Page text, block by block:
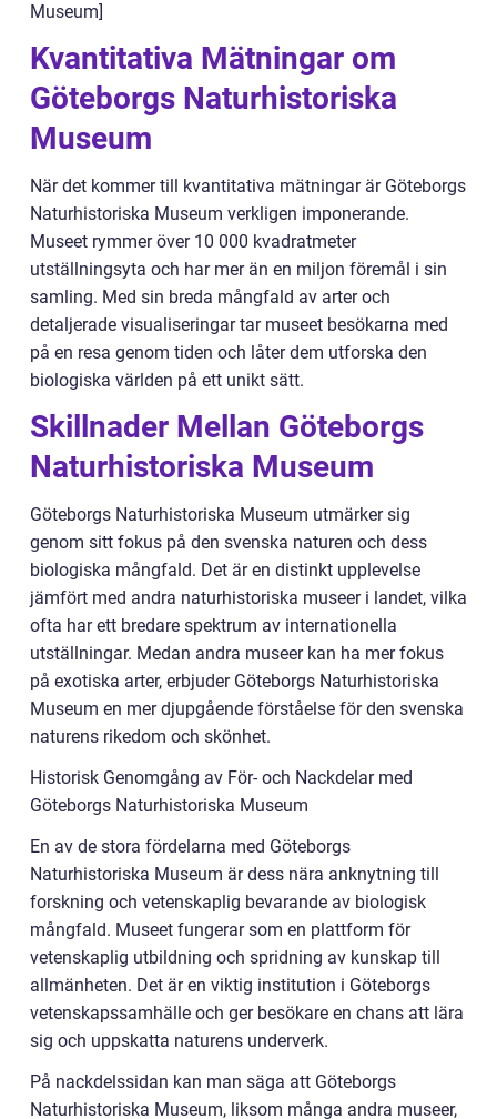
Museum]
Kvantitativa Mätningar om
Göteborgs Naturhistoriska
Museum
När det kommer till kvantitativa mätningar är Göteborgs
Naturhistoriska Museum verkligen imponerande.
Museet rymmer över 10 000 kvadratmeter
utställningsyta och har mer än en miljon föremål i sin
samling. Med sin breda mångfald av arter och
detaljerade visualiseringar tar museet besökarna med
på en resa genom tiden och låter dem utforska den
biologiska världen på ett unikt sätt.
Skillnader Mellan Göteborgs
Naturhistoriska Museum
Göteborgs Naturhistoriska Museum utmärker sig
genom sitt fokus på den svenska naturen och dess
biologiska mångfald. Det är en distinkt upplevelse
jämfört med andra naturhistoriska museer i landet, vilka
ofta har ett bredare spektrum av internationella
utställningar. Medan andra museer kan ha mer fokus
på exotiska arter, erbjuder Göteborgs Naturhistoriska
Museum en mer djupgående förståelse för den svenska
naturens rikedom och skönhet.
Historisk Genomgång av För- och Nackdelar med
Göteborgs Naturhistoriska Museum
En av de stora fördelarna med Göteborgs
Naturhistoriska Museum är dess nära anknytning till
forskning och vetenskaplig bevarande av biologisk
mångfald. Museet fungerar som en plattform för
vetenskaplig utbildning och spridning av kunskap till
allmänheten. Det är en viktig institution i Göteborgs
vetenskapssamhälle och ger besökare en chans att lära
sig och uppskatta naturens underverk.
På nackdelssidan kan man säga att Göteborgs
Naturhistoriska Museum, liksom många andra museer,